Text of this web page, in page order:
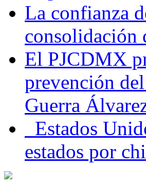
La confianza
consolidación
El PJCDMX
prevención
Guerra
Estados
estados por